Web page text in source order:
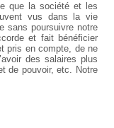
que la société et les
vus dans la vie
sans poursuivre notre
et fait bénéficier
pris en compte, de ne
des salaires plus
de pouvoir, etc. Notre